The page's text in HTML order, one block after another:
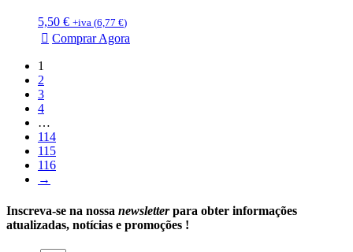
5,50 € +iva (6,77 €)
Comprar Agora
1
2
3
4
…
114
115
116
→
Inscreva-se na nossa newsletterpara obter informações
atualizadas, notícias e promoções !